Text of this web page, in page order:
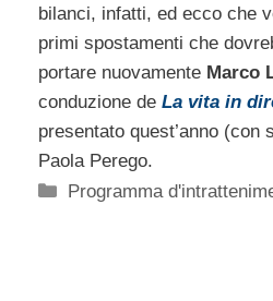
bilanci, infatti, ed ecco che
primi spostamenti che
portare nuovamente Marco
conduzione de La vita in
presentato quest’anno (con
Paola Perego.
Categorie
Programma